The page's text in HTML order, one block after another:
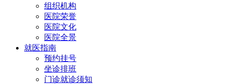
组织机构
医院荣誉
医院文化
医院全景
就医指南
预约挂号
坐诊排班
门诊就诊须知